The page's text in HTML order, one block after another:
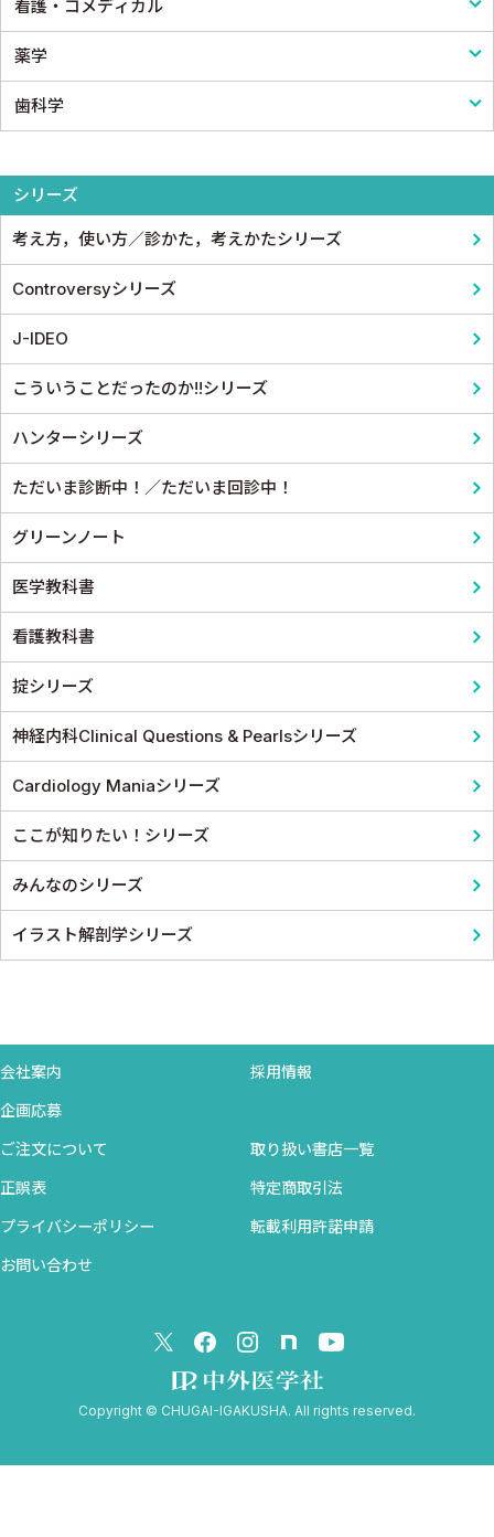
消化器外科
小児外科
形成外科
スポーツ医学
産婦人科
病院管理
医療統計
論文・医学情報
鍼灸・柔道整復
医学教科書
看護・コメディカル
看護
看護教科書
薬学
薬学
歯科学
シリーズ
考え方，使い方／診かた，考えかたシリーズ
Controversyシリーズ
J-IDEO
こういうことだったのか!!シリーズ
ハンターシリーズ
ただいま診断中！／ただいま回診中！
グリーンノート
医学教科書
看護教科書
掟シリーズ
神経内科Clinical Questions & Pearlsシリーズ
Cardiology Maniaシリーズ
ここが知りたい！シリーズ
みんなのシリーズ
イラスト解剖学シリーズ
会社案内 採用情報
企画応募
ご注文について 取り扱い書店一覧
正誤表 特定商取引法
プライバシーポリシー 転載利用許諾申請
お問い合わせ
Copyright © CHUGAI-IGAKUSHA. All rights reserved.